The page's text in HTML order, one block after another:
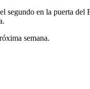
segundo en la puerta
semana.